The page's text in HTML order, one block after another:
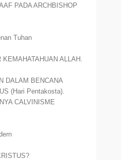
PADA ARCHBISHOP
Tuhan
ALLAH.
DALAM BENCANA
(Hari Pentakosta).
CALVINISME